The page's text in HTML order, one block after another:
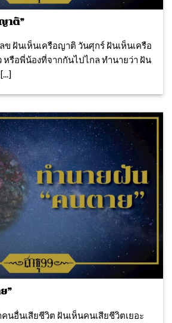
าติ”
ข ฝันเห็นเครือญาติ วันศุกร์ ฝันเห็นเครือ
รือพี่น้องที่จากกันไปไกล ทำนายว่า ฝัน
”
นอื่นเสียชีวิต ฝันเห็นคนเสียชีวิตเยอะ